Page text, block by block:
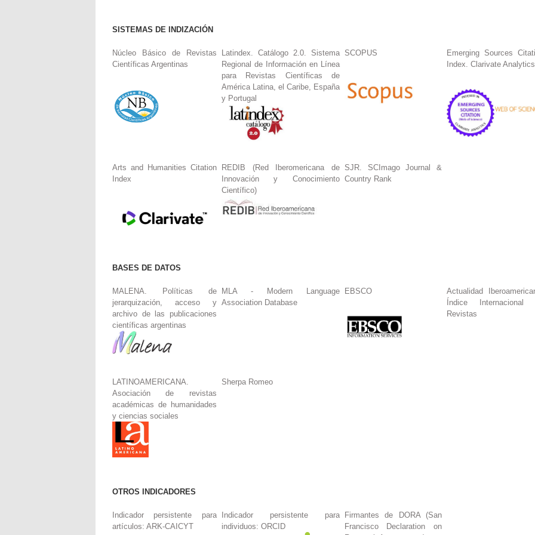
SISTEMAS DE INDIZACIÓN
Núcleo Básico de Revistas
Científicas Argentinas
Latindex. Catálogo 2.0. Sistema
Regional de Información en Línea
para Revistas Científicas de
América Latina, el Caribe, España
y Portugal
SCOPUS
Emerging Sources
Index. Clarivate Analytics
Arts and Humanities Citation
Index
REDIB (Red Iberomericana de
Innovación y Conocimiento
Científico)
SJR. SCImago Journal &
Country Rank
BASES DE DATOS
MALENA. Políticas de
jerarquización, acceso y
archivo de las publicaciones
científicas argentinas
MLA - Modern Language
Association Database
EBSCO
Actualidad
Índice Internacional
Revistas
LATINOAMERICANA.
Asociación de revistas
académicas de humanidades
y ciencias sociales
Sherpa Romeo
OTROS INDICADORES
Indicador persistente para
artículos: ARK-CAICYT
Indicador persistente para
individuos: ORCID
Firmantes de DORA (San
Francisco Declaration on